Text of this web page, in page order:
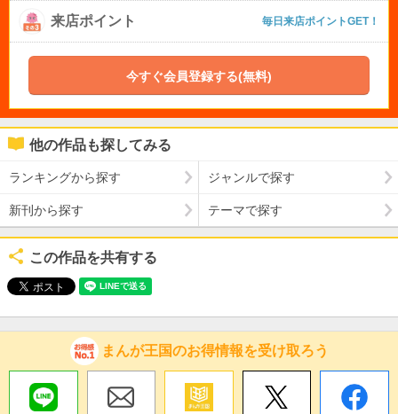
来店ポイント 毎日来店ポイントGET！
今すぐ会員登録する(無料)
他の作品も探してみる
ランキングから探す ジャンルで探す
新刊から探す テーマで探す
この作品を共有する
まんが王国のお得情報を受け取ろう